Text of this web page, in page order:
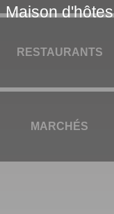
Maison d'hôtes
RESTAURANTS
MARCHÉS